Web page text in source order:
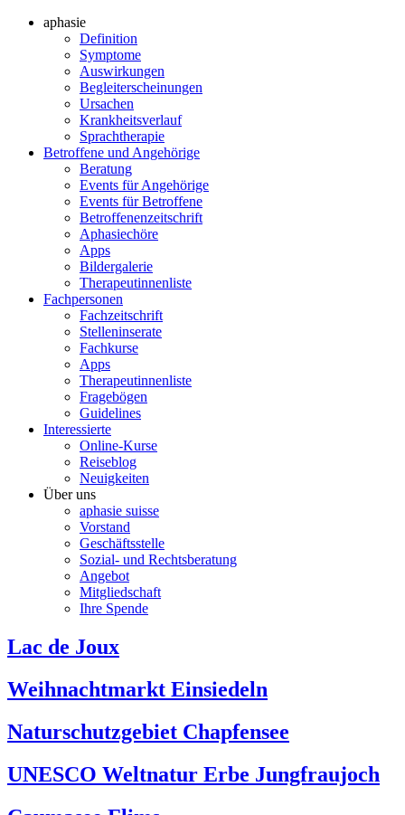
aphasie
Definition
Symptome
Auswirkungen
Begleiterscheinungen
Ursachen
Krankheitsverlauf
Sprachtherapie
Betroffene und Angehörige
Beratung
Events für Angehörige
Events für Betroffene
Betroffenenzeitschrift
Aphasiechöre
Apps
Bildergalerie
Therapeutinnenliste
Fachpersonen
Fachzeitschrift
Stelleninserate
Fachkurse
Apps
Therapeutinnenliste
Fragebögen
Guidelines
Interessierte
Online-Kurse
Reiseblog
Neuigkeiten
Über uns
aphasie suisse
Vorstand
Geschäftsstelle
Sozial- und Rechtsberatung
Angebot
Mitgliedschaft
Ihre Spende
Lac de Joux
Weihnachtmarkt Einsiedeln
Naturschutzgebiet Chapfensee
UNESCO Weltnatur Erbe Jungfraujoch